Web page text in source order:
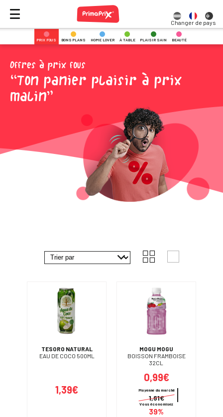
Changer de pays
PRIX FOUS BONS PLANS HOME LOVER À TABLE PLAISIR SAIN BEAUTÉ
Offres à prix fous
Ton panier plaisir à prix
malin
TESORO NATURAL
EAU DE COCO 500ML
1,39€
MOGU MOGU
BOISSON FRAMBOISE
32CL
0,99€
Moyenne du marché
1,61€
Vous économisez
39%